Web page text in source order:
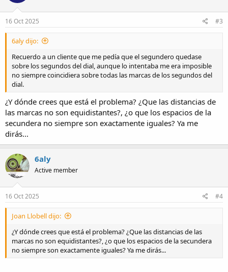
16 Oct 2025 #3
6aly dijo:
Recuerdo a un cliente que me pedía que el segundero quedase
sobre los segundos del dial, aunque lo intentaba me era imposible
no siempre coincidiera sobre todas las marcas de los segundos del
dial.
¿Y dónde crees que está el problema? ¿Que las distancias de
las marcas no son equidistantes?, ¿o que los espacios de la
secundera no siempre son exactamente iguales? Ya me
dirás...
6aly
Active member
16 Oct 2025 #4
Joan Llobell dijo:
¿Y dónde crees que está el problema? ¿Que las distancias de las
marcas no son equidistantes?, ¿o que los espacios de la secundera
no siempre son exactamente iguales? Ya me dirás...